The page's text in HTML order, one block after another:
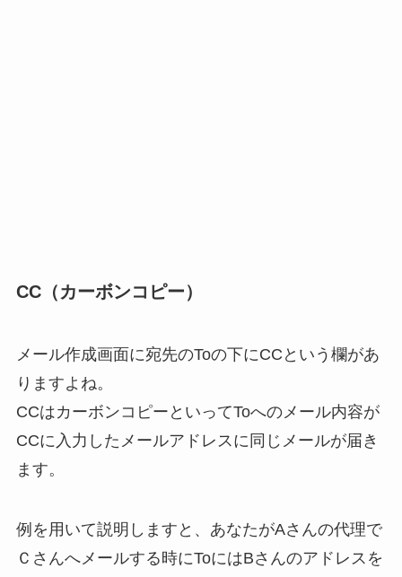
CC（カーボンコピー）
メール作成画面に宛先のToの下にCCという欄があ
りますよね。
CCはカーボンコピーといってToへのメール内容が
CCに入力したメールアドレスに同じメールが届き
ます。
例を用いて説明しますと、あなたがAさんの代理で
Ｃさんへメールする時にToにはBさんのアドレスを